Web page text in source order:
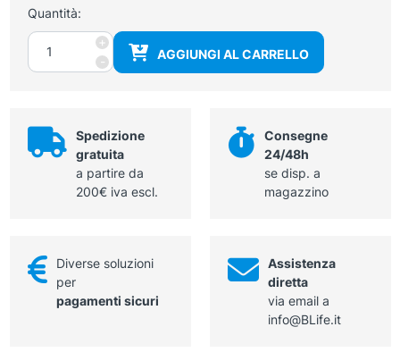
Quantità:
-
Oftalmoscopio
quantità
+
AGGIUNGI AL CARRELLO
Spedizione
gratuita
a partire da
200€ iva escl.
Consegne
24/48h
se disp. a
magazzino
Diverse soluzioni
per
pagamenti sicuri
Assistenza
diretta
via email a
info@BLife.it